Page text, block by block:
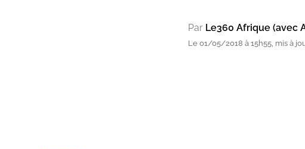
Par Le360 Afrique (avec
Le 01/05/2018 à 15h55, mis à